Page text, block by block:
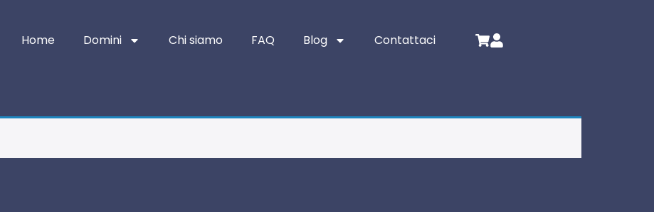
Home Domini Chi siamo FAQ Blog Contattaci